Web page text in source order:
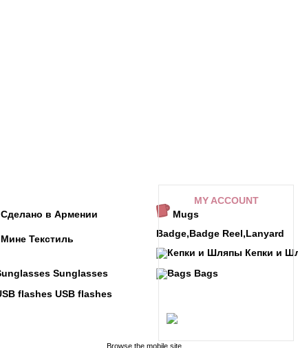
Сделано в Армении Mugs
Мине Текстиль
Badge,Badge Reel,Lanyard
Кепки и
Sunglasses
Bags
USB flashes
MY ACCOUNT
My orders
My credit slips
My addresses
My personal info
Browse the mobile site